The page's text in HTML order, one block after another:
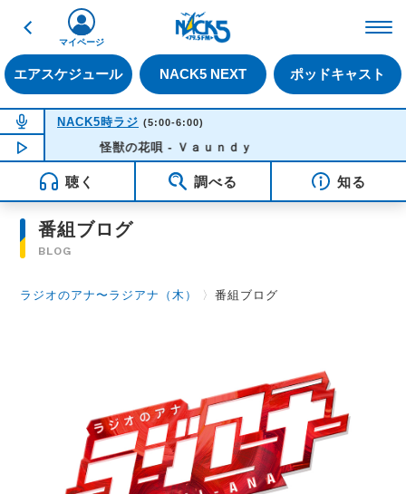
戻る
エアスケジュール NACK5 NEXT ポッドキャスト
マイページ
NOW ON AIR
NACK5時ラジ (5:00-6:00)
NOW PLAYING05:33
怪獣の花唄 - Ｖａｕｎｄｙ
聴く 調べる 知る
番組ブログ
BLOG
ラジオのアナ〜ラジアナ（木） 〉番組ブログ